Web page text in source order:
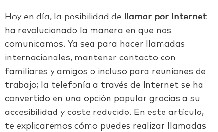
Hoy en día, la posibilidad de
llamar por Internet
ha revolucionado la manera en que nos
comunicamos. Ya sea para hacer llamadas
internacionales, mantener contacto con
familiares y amigos o incluso para reuniones de
trabajo; la telefonía a través de Internet se ha
convertido en una opción popular gracias a su
accesibilidad y coste reducido. En este artículo,
te explicaremos cómo puedes realizar llamadas